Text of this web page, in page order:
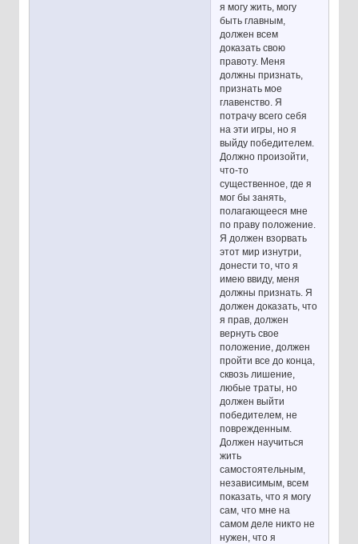
я могу жить, могу
быть главным,
должен всем
доказать свою
правоту. Меня
должны признать,
признать мое
главенство. Я
потрачу всего себя
на эти игры, но я
выйду победителем.
Должно произойти,
что-то
существенное, где я
мог бы занять,
полагающееся мне
по праву положение.
Я должен взорвать
этот мир изнутри,
донести то, что я
имею ввиду, меня
должны признать. Я
должен доказать, что
я прав, должен
вернуть свое
положение, должен
пройти все до конца,
сквозь лишение,
любые траты, но
должен выйти
победителем, не
поврежденным.
Должен научиться
жить
самостоятельным,
независимым, всем
показать, что я могу
сам, что мне на
самом деле никто не
нужен, что я